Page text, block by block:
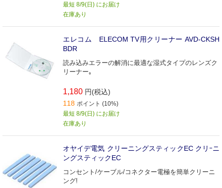
最短 8/9(日) にお届け
在庫あり
エレコム ELECOM TV用クリーナー AVD-CKSH
BDR
読み込みエラーの解消に最適な湿式タイプのレンズク
リーナー｡
1,180 円(税込)
118 ポイント (10%)
最短 8/9(日) にお届け
在庫あり
オヤイデ電気 クリーニングスティックEC クリｰニ
ングスティックEC
コンセント/ケーブル/コネクター電極を簡単クリーニ
ング!